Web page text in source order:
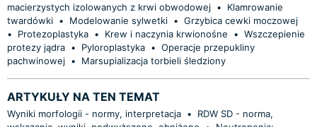
macierzystych izolowanych z krwi obwodowej •
Klamrowanie
twardówki • Modelowanie sylwetki • Grzybica cewki moczowej
•
Protezoplastyka • Krew i naczynia krwionośne • Wszczepienie
protezy jądra • Pyloroplastyka • Operacje przepukliny
pachwinowej • Marsupializacja torbieli śledziony
ARTYKUŁY NA TEN TEMAT
Wyniki morfologii - normy, interpretacja •
RDW SD - norma,